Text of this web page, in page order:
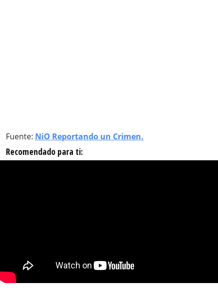
Fuente: NiO Reportando un Crimen.
Recomendado para ti: